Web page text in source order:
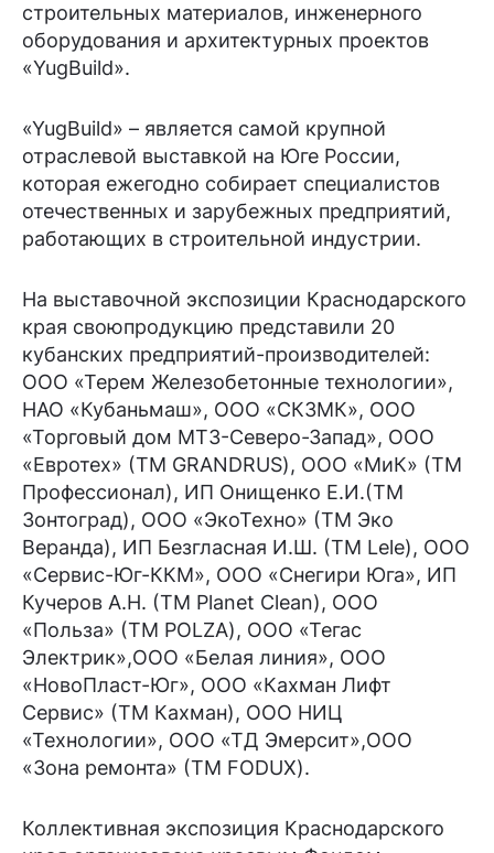
строительных материалов, инженерного
оборудования и архитектурных проектов
«YugBuild».
«YugBuild» – является самой крупной
отраслевой выставкой на Юге России,
которая ежегодно собирает специалистов
отечественных и зарубежных предприятий,
работающих в строительной индустрии.
На выставочной экспозиции Краснодарского
края своюпродукцию представили 20
кубанских предприятий-производителей:
ООО «Терем Железобетонные технологии»,
НАО «Кубаньмаш», ООО «СКЗМК», ООО
«Торговый дом МТЗ-Северо-Запад», ООО
«Евротех» (ТМ GRANDRUS), ООО «МиК» (ТМ
Профессионал), ИП Онищенко Е.И.(ТМ
Зонтоград), ООО «ЭкоТехно» (ТМ Эко
Веранда), ИП Безгласная И.Ш. (ТМ Lele), ООО
«Сервис-Юг-ККМ», ООО «Снегири Юга», ИП
Кучеров А.Н. (ТМ Planet Clean), ООО
«Польза» (ТМ POLZA), ООО «Тегас
Электрик»,ООО «Белая линия», ООО
«НовоПласт-Юг», ООО «Кахман Лифт
Сервис» (ТМ Кахман), ООО НИЦ
«Технологии», ООО «ТД Эмерсит»,ООО
«Зона ремонта» (ТМ FODUX).
Коллективная экспозиция Краснодарского